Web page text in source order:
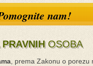
nam!
PRAVNIH OSOBA
, prema Zakonu o porezu